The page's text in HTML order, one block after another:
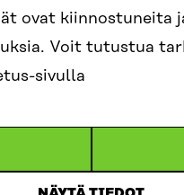
ovat kiinnostuneita
Voit tutustua
sivulla
EMAIL